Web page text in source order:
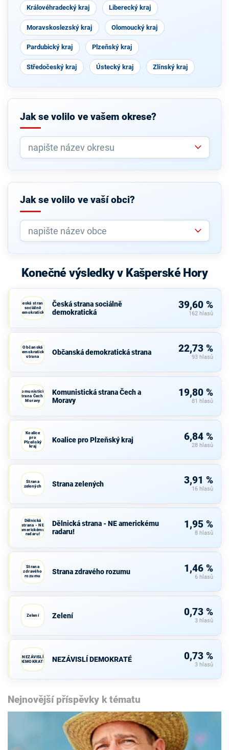
Královéhradecký kraj Liberecký kraj
Moravskoslezský kraj Olomoucký kraj
Pardubický kraj Plzeňský kraj
Středočeský kraj Ústecký kraj Zlínský kraj
Jak se volilo ve vašem okrese?
Jak se volilo ve vaší obci?
Konečné výsledky v Kašperské Hory
Česká strana
sociálně
demokratická
Česká strana sociálně
demokratická
39,60 %
162 hlasů
Občanská
demokratická
strana
Občanská demokratická strana 22,73 %
93 hlasů
Komunistická
strana Čech a
Moravy
Komunistická strana Čech a
Moravy
19,80 %
81 hlasů
Koalice
pro
Plzeňský
kraj
Koalice pro Plzeňský kraj 6,84 %
28 hlasů
Strana
zelených
Strana zelených 3,91 %
16 hlasů
Dělnická
strana - NE
americkému
radaru!
Dělnická strana - NE americkému
radaru!
1,95 %
8 hlasů
Strana
zdravého
rozumu
Strana zdravého rozumu 1,46 %
6 hlasů
Zelení Zelení 0,73 %
3 hlasů
NEZÁVISLÍ
DEMOKRATÉ
NEZÁVISLÍ DEMOKRATÉ 0,73 %
3 hlasů
Nejnovější příspěvky k tématu